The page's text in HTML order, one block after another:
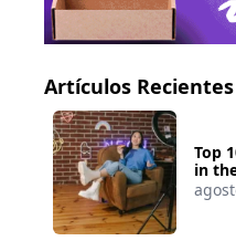
Artículos Recientes
Top
in